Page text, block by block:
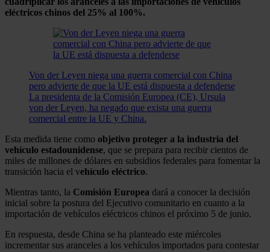
eléctricos chinos del 25% al 100%.
Von der Leyen niega una guerra comercial con China
pero advierte de que la UE está dispuesta a defenderse
La presidenta de la Comisión Europea (CE), Ursula
von der Leyen, ha negado que exista una guerra
comercial entre la UE y China.
Esta medida tiene como objetivo proteger a la industria del
vehículo estadounidense, que se prepara para recibir cientos de
miles de millones de dólares en subsidios federales para fomentar la
transición hacia el vehículo eléctrico.
Mientras tanto, la Comisión Europea dará a conocer la decisión
inicial sobre la postura del Ejecutivo comunitario en cuanto a la
importación de vehículos eléctricos chinos el próximo 5 de junio.
En respuesta, desde China se ha planteado este miércoles
incrementar sus aranceles a los vehículos importados para contestar